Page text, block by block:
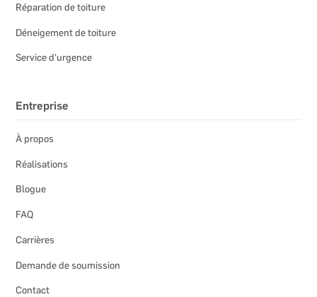
Réparation de toiture
Déneigement de toiture
Service d'urgence
Entreprise
À propos
Réalisations
Blogue
FAQ
Carrières
Demande de soumission
Contact